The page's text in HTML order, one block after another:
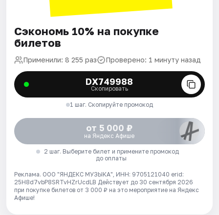
Сэкономь 10% на покупке
билетов
Применили: 8 255 раз Проверено: 1 минуту назад
DX749988
Скопировать
1 шаг. Скопируйте промокод
от 5 000 ₽
на Яндекс Афише
2 шаг. Выберите билет и примените промокод
до оплаты
Реклама. ООО "ЯНДЕКС МУЗЫКА", ИНН: 9705121040 erid:
25H8d7vbP8SRTvHZrUcdLB Действует до 30 сентября 2026
при покупке билетов от 3 000 ₽ на это мероприятие на Яндекс
Афише!